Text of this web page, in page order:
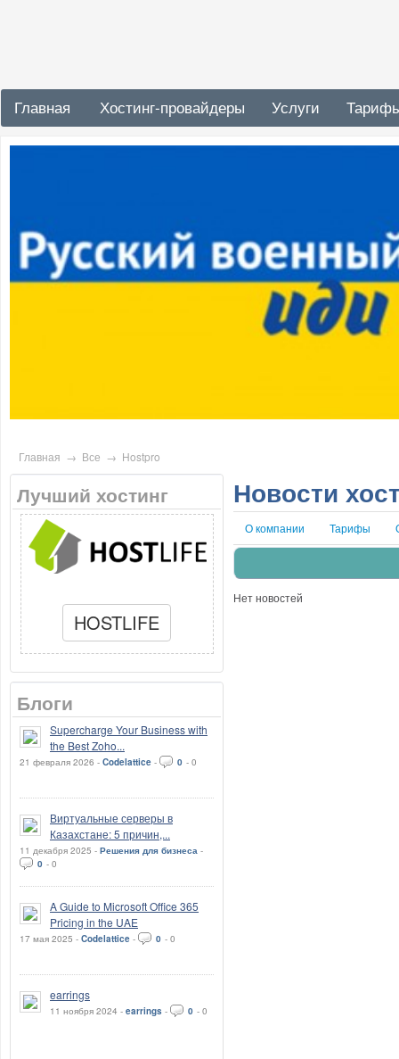
Главная Хостинг-провайдеры Услуги
Главная → Все → Hostpro
Лучший хостинг
HOSTLIFE
Блоги
Supercharge Your Business with
the Best Zoho...
21 февраля 2026 - Codelattice - 0 - 0
Виртуальные серверы в
Казахстане: 5 причин,...
11 декабря 2025 - Решения для бизнеса -
0 - 0
A Guide to Microsoft Office 365
Pricing in the UAE
17 мая 2025 - Codelattice - 0 - 0
earrings
11 ноября 2024 - earrings - 0 - 0
Новости
О компании Тарифы
Нет новостей